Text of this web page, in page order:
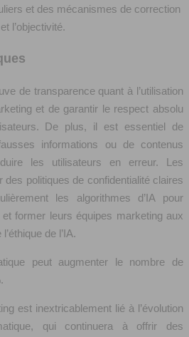
et des mécanismes de correction
l’objectivité.
de transparence quant à l’utilisation
et de garantir le respect absolu
De plus, il est essentiel de
informations ou de contenus
les utilisateurs en erreur. Les
des politiques de confidentialité claires
les algorithmes d’IA pour
et former leurs équipes marketing aux
de l’IA.
peut augmenter le nombre de
est inextricablement lié à l’évolution
qui continuera à offrir des